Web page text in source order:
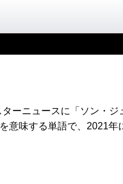
ーニュースに「ソン・ジ
意味する単語で、2021